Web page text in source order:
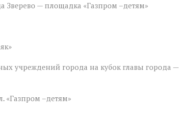
Зверево — площадка «Газпром –детям»
учреждений города на кубок главы города —
«Газпром –детям»